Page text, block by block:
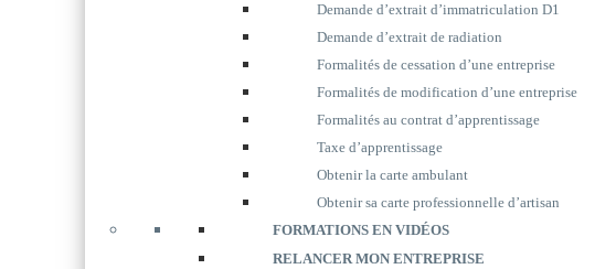
Demande d’extrait d’immatriculation D1
Demande d’extrait de radiation
Formalités de cessation d’une entreprise
Formalités de modification d’une entreprise
Formalités au contrat d’apprentissage
Taxe d’apprentissage
Obtenir la carte ambulant
Obtenir sa carte professionnelle d’artisan
FORMATIONS EN VIDÉOS
RELANCER MON ENTREPRISE